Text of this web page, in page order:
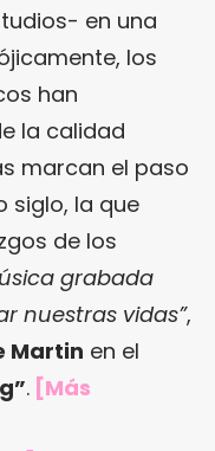
en una
los
han
la calidad
marcan el paso
siglo, la que
de los
grabada
nuestras vidas”,
Martin en el
. [Más